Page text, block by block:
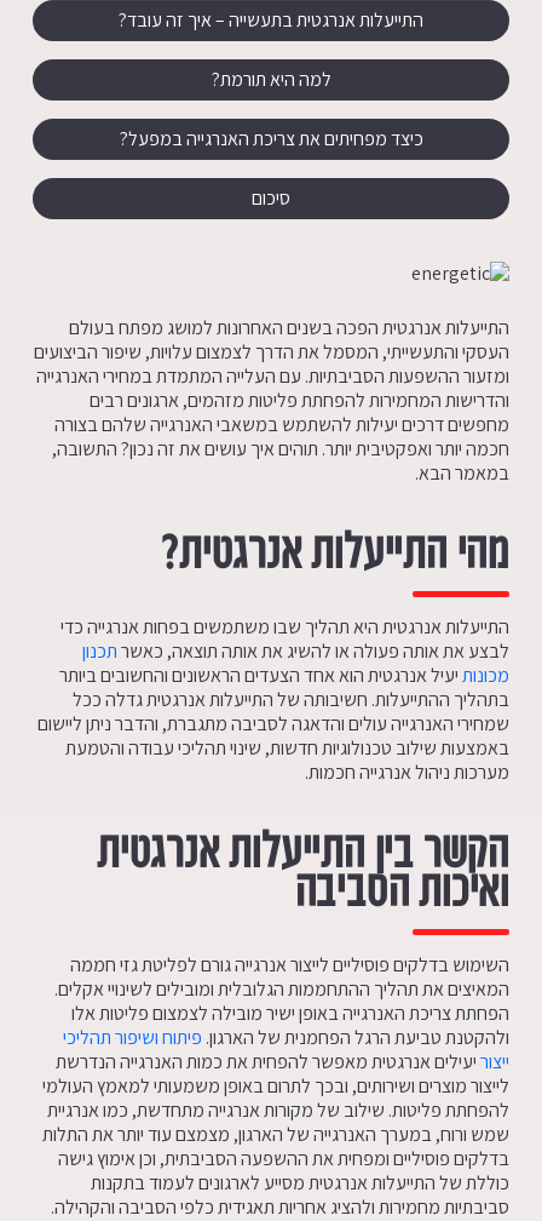
התייעלות אנרגטית בתעשייה – איך זה עובד?
למה היא תורמת?
כיצד מפחיתים את צריכת האנרגייה במפעל?
סיכום
התייעלות אנרגטית הפכה בשנים האחרונות למושג מפתח בעולם
העסקי והתעשייתי, המסמל את הדרך לצמצום עלויות, שיפור הביצועים
ומזעור ההשפעות הסביבתיות. עם העלייה המתמדת במחירי האנרגייה
והדרישות המחמירות להפחתת פליטות מזהמים, ארגונים רבים
מחפשים דרכים יעילות להשתמש במשאבי האנרגייה שלהם בצורה
חכמה יותר ואפקטיבית יותר. תוהים איך עושים את זה נכון? התשובה,
במאמר הבא.
מהי התייעלות אנרגטית?
התייעלות אנרגטית היא תהליך שבו משתמשים בפחות אנרגייה כדי
לבצע את אותה פעולה או להשיג את אותה תוצאה, כאשרתכנון
מכונותיעיל אנרגטית הוא אחד הצעדים הראשונים והחשובים ביותר
בתהליך ההתייעלות. חשיבותה של התייעלות אנרגטית גדלה ככל
שמחירי האנרגייה עולים והדאגה לסביבה מתגברת, והדבר ניתן ליישום
באמצעות שילוב טכנולוגיות חדשות, שינוי תהליכי עבודה והטמעת
מערכות ניהול אנרגייה חכמות.
הקשר בין התייעלות אנרגטית
ואיכות הסביבה
השימוש בדלקים פוסיליים לייצור אנרגייה גורם לפליטת גזי חממה
המאיצים את תהליך ההתחממות הגלובלית ומובילים לשינויי אקלים.
הפחתת צריכת האנרגייה באופן ישיר מובילה לצמצום פליטות אלו
ולהקטנת טביעת הרגל הפחמנית של הארגון. פיתוח ושיפור תהליכי
ייצוריעילים אנרגטית מאפשר להפחית את כמות האנרגייה הנדרשת
לייצור מוצרים ושירותים, ובכך לתרום באופן משמעותי למאמץ העולמי
להפחתת פליטות. שילוב של מקורות אנרגייה מתחדשת, כמו אנרגיית
שמש ורוח, במערך האנרגייה של הארגון, מצמצם עוד יותר את התלות
בדלקים פוסיליים ומפחית את ההשפעה הסביבתית, וכן אימוץ גישה
כוללת של התייעלות אנרגטית מסייע לארגונים לעמוד בתקנות
סביבתיות מחמירות ולהציג אחריות תאגידית כלפי הסביבה והקהילה.